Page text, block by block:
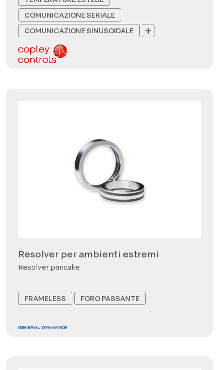
COMUNICAZIONE SERIALE
COMUNICAZIONE SINUSOIDALE
Resolver per ambienti estremi
Resolver pancake
FRAMELESS FORO PASSANTE